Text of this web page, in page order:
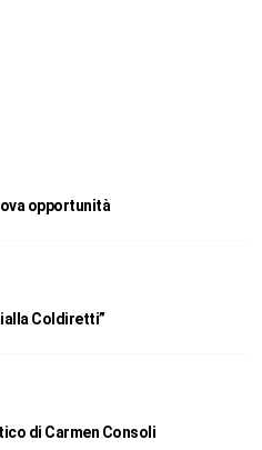
opportunità
Coldiretti”
di Carmen Consoli